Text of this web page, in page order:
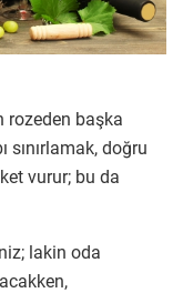
rozeden başka
sınırlamak, doğru
vurur; bu da
lakin oda